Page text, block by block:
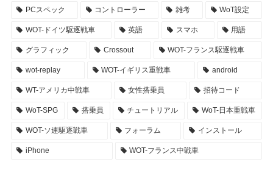
PCスペック コントローラー 雑考 WoT設定
WOT-ドイツ駆逐戦車 英語 スマホ 用語
グラフィック Crossout WOT-フランス駆逐戦車
wot-replay WOT-イギリス重戦車 android
WT-アメリカ中戦車 女性搭乗員 招待コード
WoT-SPG 搭乗員 チュートリアル WoT-日本重戦車
WOT-ソ連駆逐戦車 フォーラム インストール
iPhone WOT-フランス中戦車